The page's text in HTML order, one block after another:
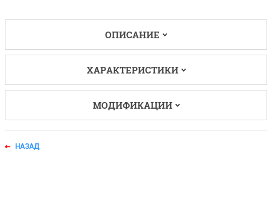
ОПИСАНИЕ
ХАРАКТЕРИСТИКИ
МОДИФИКАЦИИ
НАЗАД